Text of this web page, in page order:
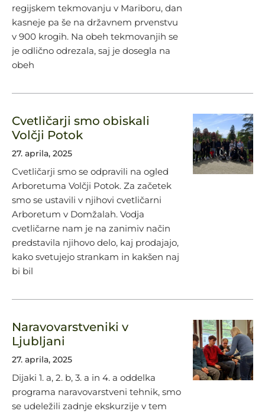
regijskem tekmovanju v Mariboru, dan
kasneje pa še na državnem prvenstvu
v 900 krogih. Na obeh tekmovanjih se
je odlično odrezala, saj je dosegla na
obeh
Cvetličarji smo obiskali
Volčji Potok
27. aprila, 2025
Cvetličarji smo se odpravili na ogled
Arboretuma Volčji Potok. Za začetek
smo se ustavili v njihovi cvetličarni
Arboretum v Domžalah. Vodja
cvetličarne nam je na zanimiv način
predstavila njihovo delo, kaj prodajajo,
kako svetujejo strankam in kakšen naj
bi bil
Naravovarstveniki v
Ljubljani
27. aprila, 2025
Dijaki 1. a, 2. b, 3. a in 4. a oddelka
programa naravovarstveni tehnik, smo
se udeležili zadnje ekskurzije v tem